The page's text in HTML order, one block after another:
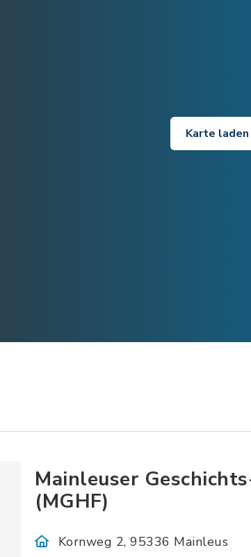
Karte laden
Mainleuser
(MGHF)
Kornweg 2, 95336 Mainleus